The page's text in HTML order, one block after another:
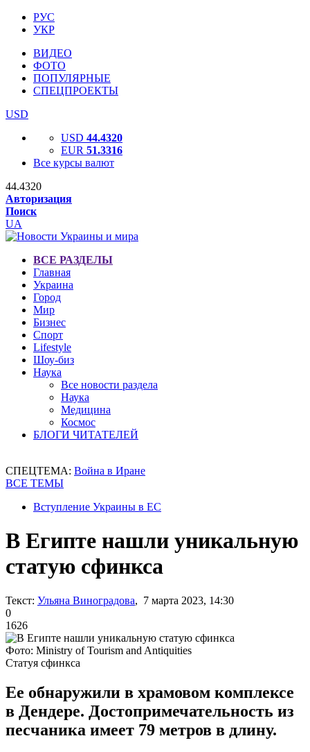
РУС
УКР
ВИДЕО
ФОТО
ПОПУЛЯРНЫЕ
СПЕЦПРОЕКТЫ
USD
USD 44.4320
EUR 51.3316
Все курсы валют
44.4320
Авторизация
Поиск
UA
ВСЕ РАЗДЕЛЫ
Главная
Украина
Город
Мир
Бизнес
Спорт
Lifestyle
Шоу-биз
Наука
Все новости раздела
Наука
Медицина
Космос
БЛОГИ ЧИТАТЕЛЕЙ
СПЕЦТЕМА: Война в Иране
ВСЕ ТЕМЫ
Вступление Украины в ЕС
В Египте нашли уникальную
статую сфинкса
Текст: Ульяна Виноградова, 7 марта 2023, 14:30
0
1626
Фото: Ministry of Tourism and Antiquities
Статуя сфинкса
Ее обнаружили в храмовом комплексе
в Дендере. Достопримечательность из
песчаника имеет 79 метров в длину.